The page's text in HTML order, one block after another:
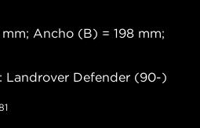
Ancho (B) = 198 mm;
Landrover Defender (90-)